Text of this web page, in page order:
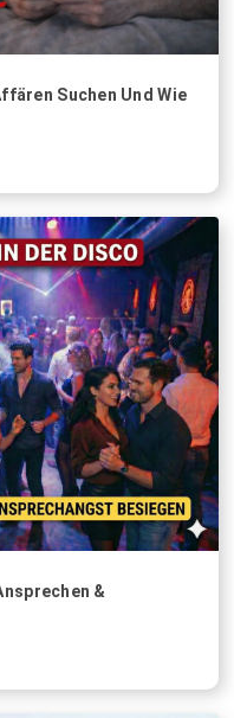
Suchen Und Wie
&